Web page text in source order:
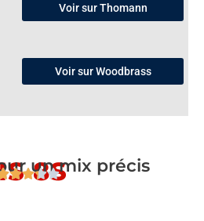
Voir sur Thomann
Voir sur Woodbrass
8S
un mix précis